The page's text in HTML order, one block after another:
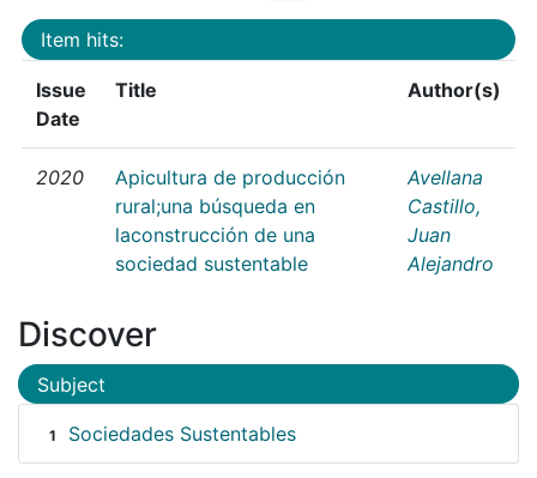
Item hits:
Issue
Date
Title Author(s)
2020
Apicultura de producción
rural;una búsqueda en
laconstrucción de una
sociedad sustentable
Avellana
Castillo,
Juan
Alejandro
Discover
Subject
1 Sociedades Sustentables